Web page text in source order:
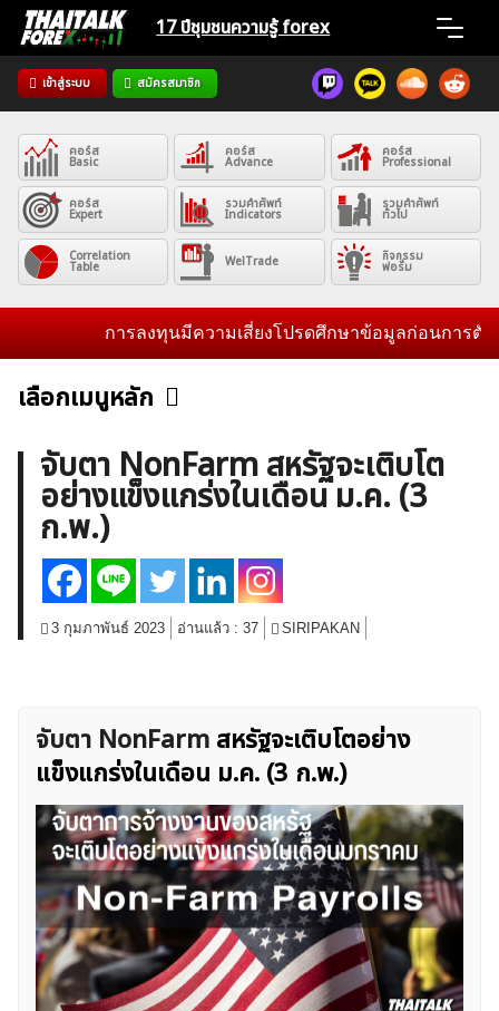
Skip
content
17 ปีชุมชนความรู้ forex
เข้าสู่ระบบ สมัครสมาชิก
Home
News
Articles
VPS Register
ค้นหา
สำหรับ:
คอร์ส
Basic
คอร์ส
Advance
คอร์ส
Professional
คอร์ส
Expert
รวมคำศัพท์
Indicators
รวมคำศัพท์
ทั่วไป
Correlation
Table WelTrade กิจกรรม
ฟอรั่ม
การลงทุนมีความเสี่ยงโปรดศึกษาข้อมูลก่อนการตัดสิน
เลือกเมนูหลัก
ข่าวฟอเร็กซ์และสกุลเงิน คริปโตเคอร์เรนซี
ฟรีซิกแนล รายวัน
บทวิเคราะห์
เศรษฐกิจทั่วไป ดัชนี-หุ้น
พันธบัตร
สินค้าโภคภัณฑ์
กองทุน Forex
ฟรี EA
จับตา NonFarm สหรัฐจะเติบโต
อย่างแข็งแกร่งในเดือน ม.ค. (3
ก.พ.)
3 กุมภาพันธ์ 2023 อ่านแล้ว : 37 SIRIPAKAN
จับตา NonFarm สหรัฐจะเติบโตอย่าง
แข็งแกร่งในเดือน ม.ค. (3 ก.พ.)